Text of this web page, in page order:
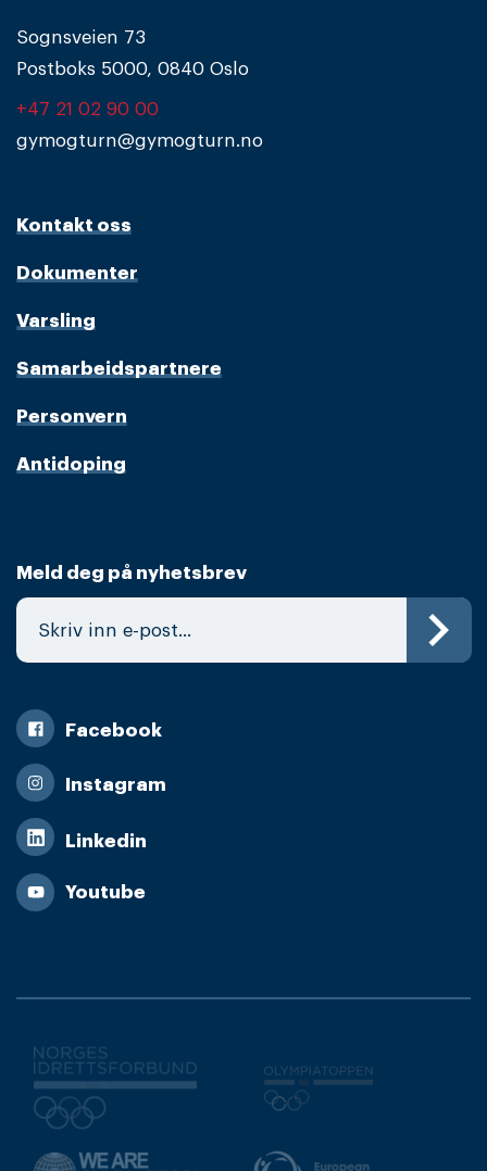
Sognsveien 73
Postboks 5000, 0840 Oslo
+47 21 02 90 00
gymogturn@gymogturn.no
Kontakt oss
Dokumenter
Varsling
Samarbeidspartnere
Personvern
Antidoping
Meld deg på nyhetsbrev
Facebook
Instagram
Linkedin
Youtube